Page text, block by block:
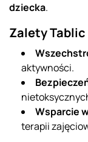
dziecka.
Zalety
aktywności.
Wsparcie
terapii